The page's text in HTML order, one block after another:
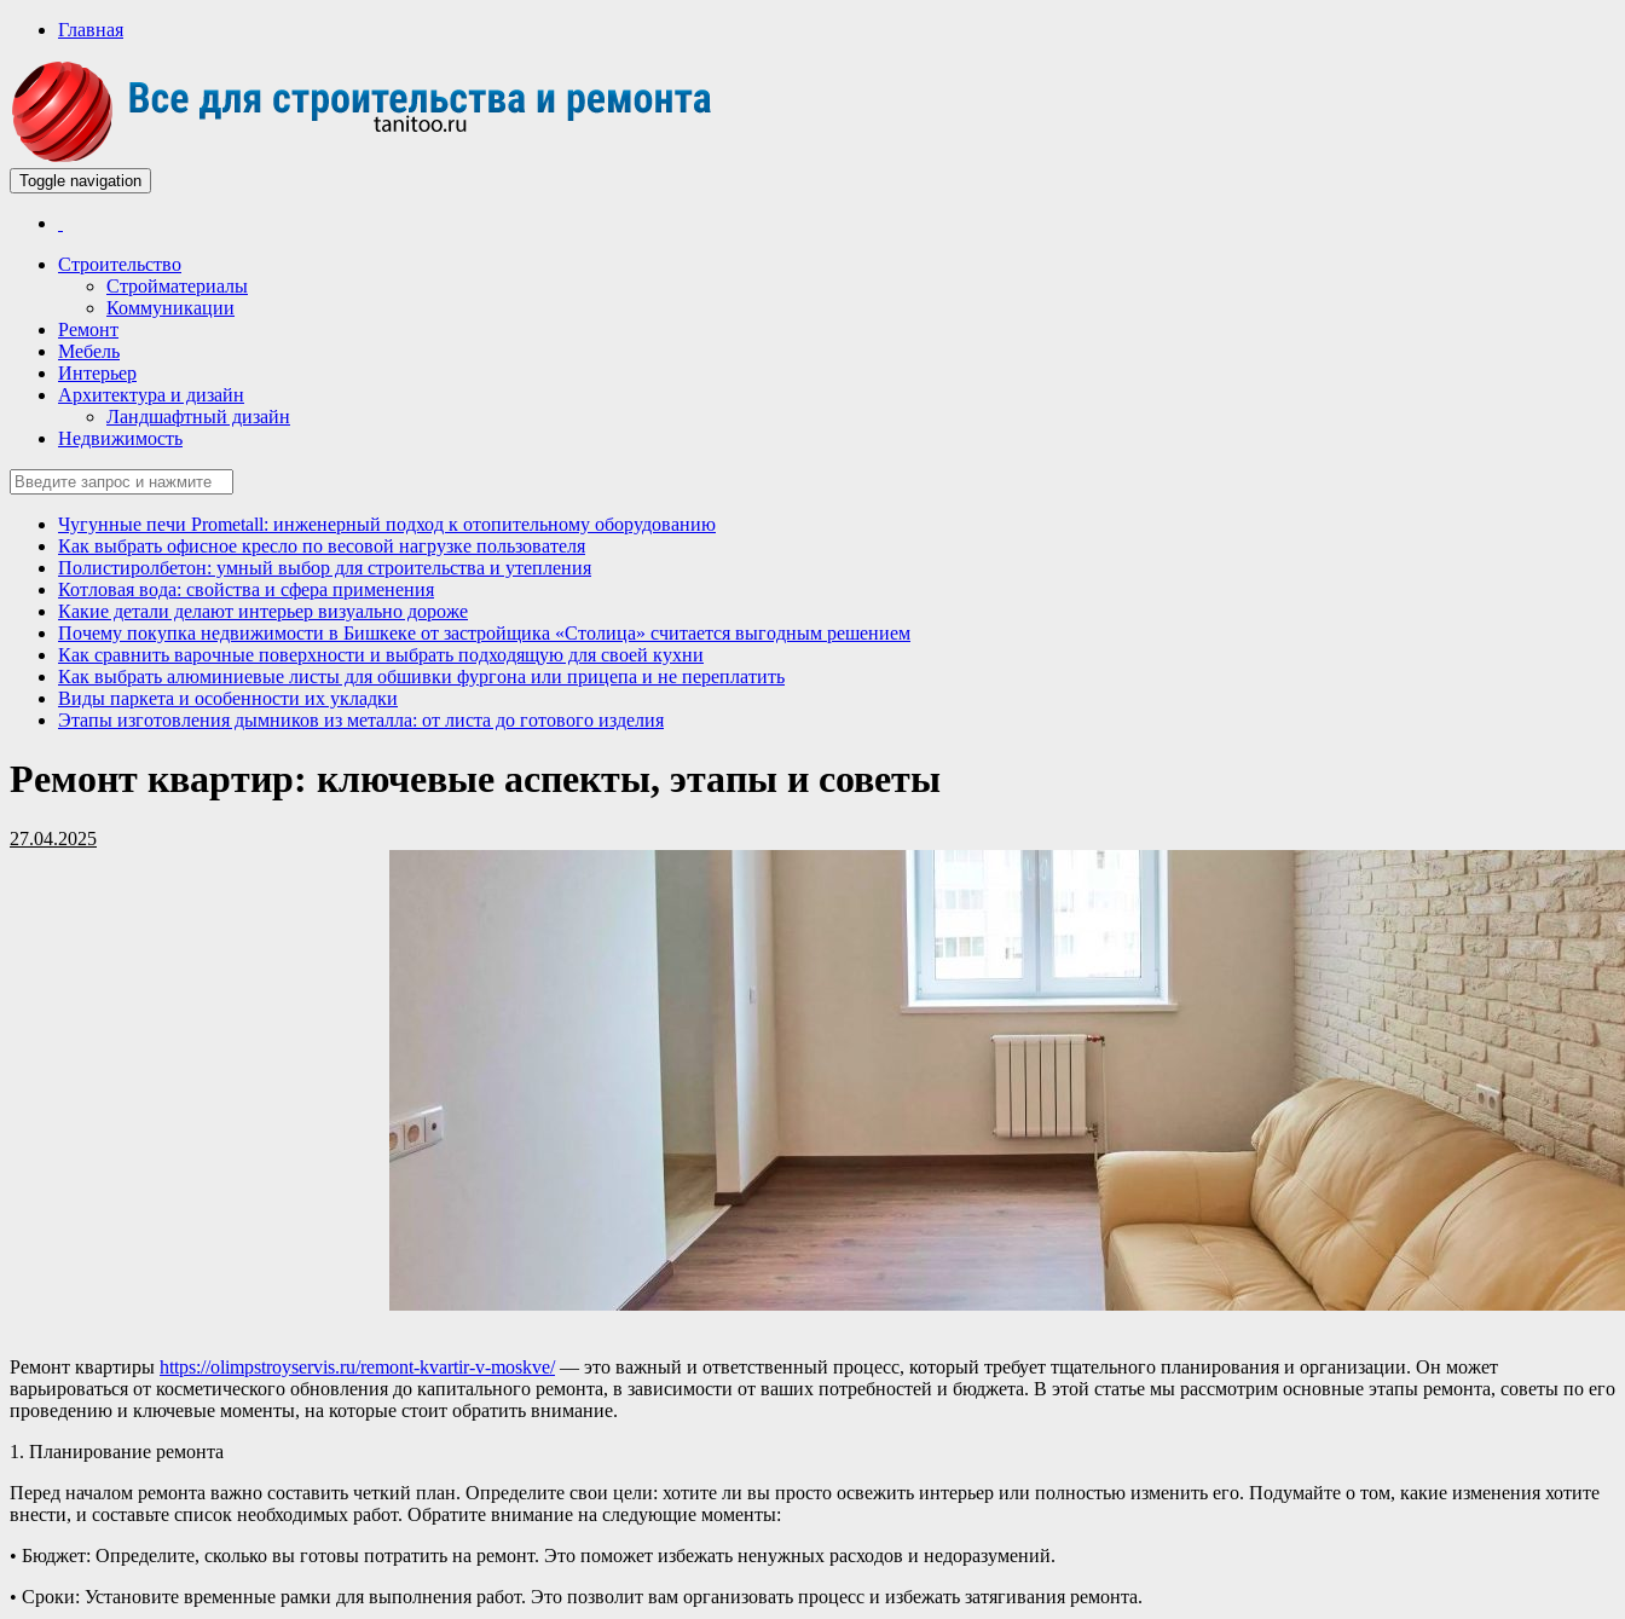
Главная
Строительный портал
Всё для строительства и ремонта
Toggle navigation
Строительство
Стройматериалы
Коммуникации
Ремонт
Мебель
Интерьер
Архитектура и дизайн
Ландшафтный дизайн
Недвижимость
Чугунные печи Prometall: инженерный подход к отопительному оборудованию
Как выбрать офисное кресло по весовой нагрузке пользователя
Полистиролбетон: умный выбор для строительства и утепления
Котловая вода: свойства и сфера применения
Какие детали делают интерьер визуально дороже
Почему покупка недвижимости в Бишкеке от застройщика «Столица» считается выгодным решением
Как сравнить варочные поверхности и выбрать подходящую для своей кухни
Как выбрать алюминиевые листы для обшивки фургона или прицепа и не переплатить
Виды паркета и особенности их укладки
Этапы изготовления дымников из металла: от листа до готового изделия
Ремонт квартир: ключевые аспекты, этапы и советы
27.04.2025
Ремонт квартиры https://olimpstroyservis.ru/remont-kvartir-v-moskve/— это важный и ответственный процесс, который требует тщательного планирования и организации. Он может
варьироваться от косметического обновления до капитального ремонта, в зависимости от ваших потребностей и бюджета. В этой статье мы рассмотрим основные этапы ремонта, советы по его
проведению и ключевые моменты, на которые стоит обратить внимание.
1. Планирование ремонта
Перед началом ремонта важно составить четкий план. Определите свои цели: хотите ли вы просто освежить интерьер или полностью изменить его. Подумайте о том, какие изменения хотите
внести, и составьте список необходимых работ. Обратите внимание на следующие моменты:
• Бюджет: Определите, сколько вы готовы потратить на ремонт. Это поможет избежать ненужных расходов и недоразумений.
• Сроки: Установите временные рамки для выполнения работ. Это позволит вам организовать процесс и избежать затягивания ремонта.